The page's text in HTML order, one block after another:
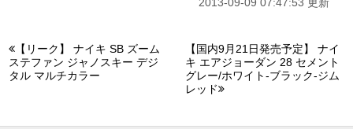
【リーク】 ナイキ SB ズーム
ステファン ジャノスキー デジ
タル マルチカラー
【国内9月21日発売予定】 ナイ
キ エアジョーダン 28 セメント
グレー/ホワイト-ブラック-ジム
レッド